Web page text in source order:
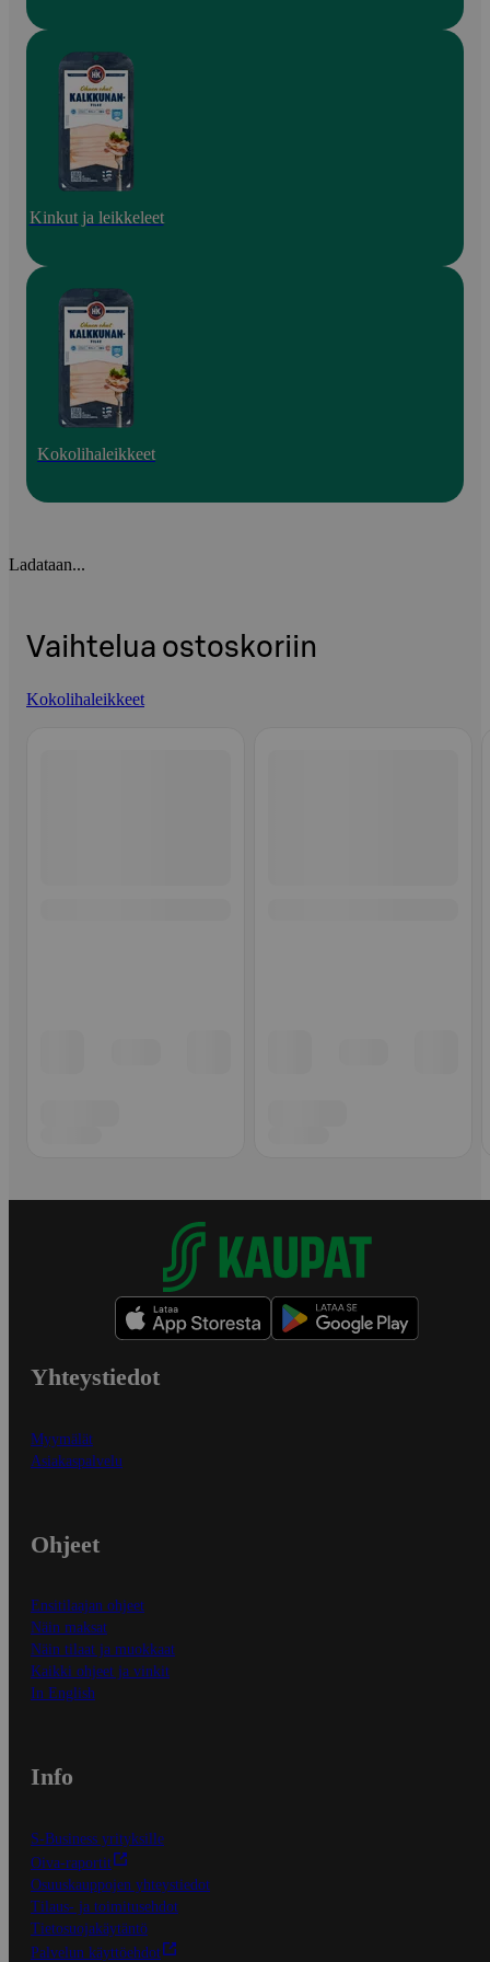
Kinkut ja leikkeleet
Kokolihaleikkeet
Ladataan...
Vaihtelua ostoskoriin
Kokolihaleikkeet
Yhteystiedot
Myymälät
Asiakaspalvelu
Ohjeet
Ensitilaajan ohjeet
Näin maksat
Näin tilaat ja muokkaat
Kaikki ohjeet ja vinkit
In English
Info
S-Business yrityksille
Oiva-raportit
Osuuskauppojen yhteystiedot
Tilaus- ja toimitusehdot
Tietosuojakäytäntö
Palvelun käyttöehdot